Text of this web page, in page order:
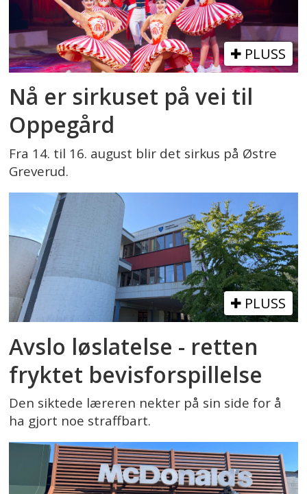
PLUSS
Nå er sirkuset på vei til
Oppegård
Fra 14. til 16. august blir det sirkus på Østre
Greverud.
PLUSS
Avslo løslatelse - retten
fryktet bevisforspillelse
Den siktede læreren nekter på sin side for å
ha gjort noe straffbart.